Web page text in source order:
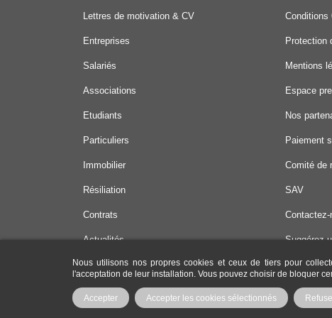
Nous utilisons nos propres cookies et ceux de tiers pour
l'acceptation de leur installation. Vous pouvez choisir de bloquer
Accepter Accepter les cookies sélectionnés
Lettres de motivation & CV
Entreprises
Salariés
Associations
Etudiants
Particuliers
Immobilier
Résiliation
Contrats
Actualités
Conditions
Protection
Mentions
Espace
Nos
Paiement
Comité de
SAV
Contactez-
Suggérez
Offres